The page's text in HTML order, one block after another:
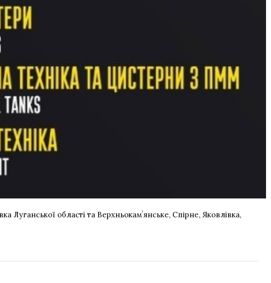
Луганської області та Верхньокамʼянське, Спірне, Яковлівка,